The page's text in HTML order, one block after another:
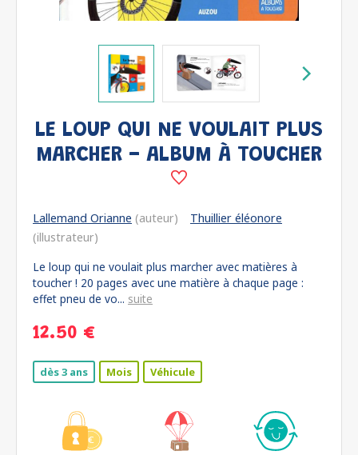
LE LOUP QUI NE VOULAIT PLUS
MARCHER - ALBUM À TOUCHER
Lallemand Orianne (auteur)
Thuillier éléonore
(illustrateur)
Le loup qui ne voulait plus marcher avec matières à
toucher ! 20 pages avec une matière à chaque page :
effet pneu de vo... suite
12.50 €
dès 3 ans Mois Véhicule